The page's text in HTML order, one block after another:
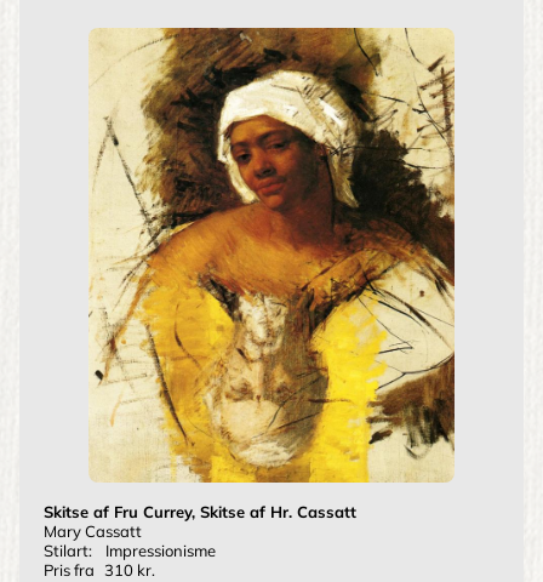
Skitse af Fru Currey, Skitse af Hr. Cassatt
Mary Cassatt
Stilart:
Impressionisme
Pris fra 310 kr.